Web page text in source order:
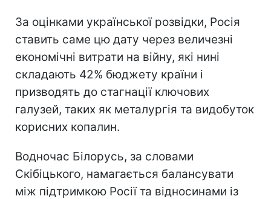
За оцінками української розвідки, Росія
ставить саме цю дату через величезні
економічні витрати на війну, які нині
складають 42% бюджету країни і
призводять до стагнації ключових
галузей, таких як металургія та видобуток
корисних копалин.
Водночас Білорусь, за словами
Скібіцького, намагається балансувати
між підтримкою Росії та відносинами із